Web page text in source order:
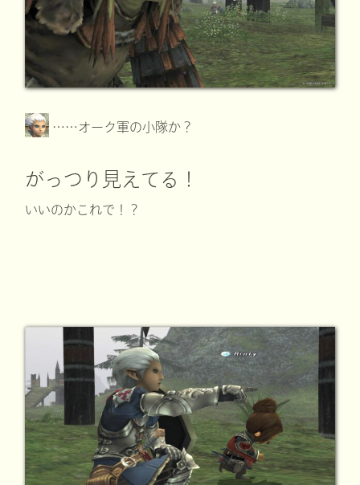
……オーク軍の小隊か？
がっつり見えてる！
いいのかこれで！？